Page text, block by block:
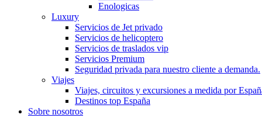
Enologicas
Luxury
Servicios de Jet privado
Servicios de helicoptero
Servicios de traslados vip
Servicios Premium
Seguridad privada para nuestro cliente a demanda.
Viajes
Viajes, circuitos y excursiones a medida por
Destinos top España
Sobre nosotros